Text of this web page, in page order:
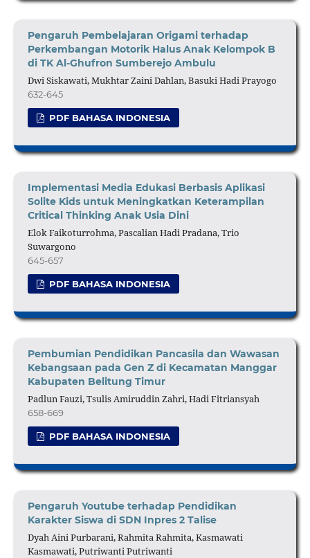
Pengaruh Pembelajaran Origami terhadap
Perkembangan Motorik Halus Anak Kelompok B
di TK Al-Ghufron Sumberejo Ambulu
Dwi Siskawati, Mukhtar Zaini Dahlan, Basuki Hadi Prayogo
632-645
PDF BAHASA INDONESIA
Implementasi Media Edukasi Berbasis Aplikasi
Solite Kids untuk Meningkatkan Keterampilan
Critical Thinking Anak Usia Dini
Elok Faikoturrohma, Pascalian Hadi Pradana, Trio
Suwargono
645-657
PDF BAHASA INDONESIA
Pembumian Pendidikan Pancasila dan Wawasan
Kebangsaan pada Gen Z di Kecamatan Manggar
Kabupaten Belitung Timur
Padlun Fauzi, Tsulis Amiruddin Zahri, Hadi Fitriansyah
658-669
PDF BAHASA INDONESIA
Pengaruh Youtube terhadap Pendidikan
Karakter Siswa di SDN Inpres 2 Talise
Dyah Aini Purbarani, Rahmita Rahmita, Kasmawati
Kasmawati, Putriwanti Putriwanti